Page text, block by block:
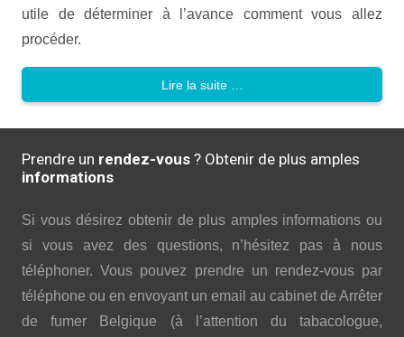
utile de déterminer à l’avance comment vous allez
procéder.
Lire la suite …
Prendre un rendez-vous ? Obtenir de plus amples
informations
Si vous désirez obtenir de plus amples informations ou
si vous avez des questions, n’hésitez pas à nous
téléphoner. Vous pouvez prendre un rendez-vous par
téléphone ou en envoyant un email au cabinet de Arrêter
de fumer Belgique (à l’attention du tabacologue,